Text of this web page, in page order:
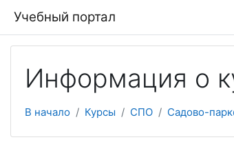
Учебный портал
Информация о
В начало Курсы СПО Садово-